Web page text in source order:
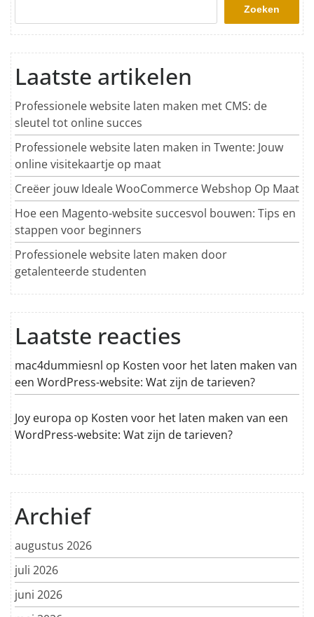
Zoeken
Laatste artikelen
Professionele website laten maken met CMS: de
sleutel tot online succes
Professionele website laten maken in Twente: Jouw
online visitekaartje op maat
Creëer jouw Ideale WooCommerce Webshop Op Maat
Hoe een Magento-website succesvol bouwen: Tips en
stappen voor beginners
Professionele website laten maken door
getalenteerde studenten
Laatste reacties
mac4dummiesnl op Kosten voor het laten maken van
een WordPress-website: Wat zijn de tarieven?
Joy europa op Kosten voor het laten maken van een
WordPress-website: Wat zijn de tarieven?
Archief
augustus 2026
juli 2026
juni 2026